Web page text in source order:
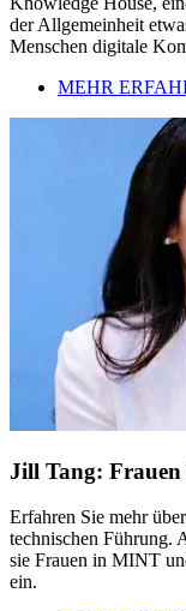
der Allgemeinheit
Menschen digitale
MEHR
Jill Tang:
Erfahren Sie mehr
technischen Führung.
sie Frauen in MINT
ein.